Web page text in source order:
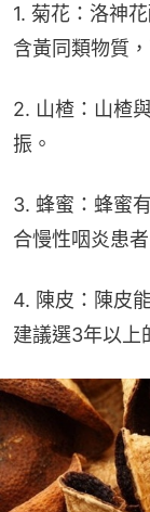
1. 菊花：洛神
含黃同類物質
2. 山楂：山楂
振。
3. 蜂蜜：蜂蜜
合慢性咽炎患者
4. 陳皮：陳皮
建議選3年以上